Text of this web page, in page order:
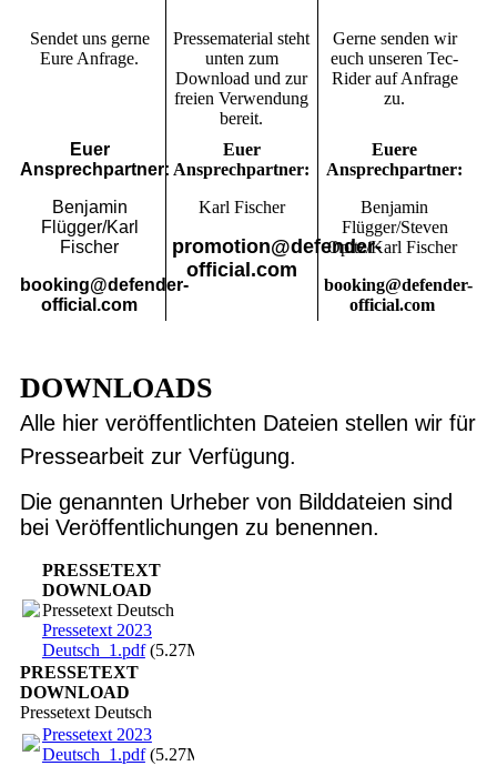
Sendet uns gerne
Eure Anfrage.
Pressematerial steht
unten zum
Download und zur
freien Verwendung
bereit.
Gerne senden wir
euch unseren Tec-
Rider auf Anfrage
zu.
Euer
Ansprechpartner:
Benjamin
Flügger/Karl
Fischer
booking@defender-
official.com
Euer
Ansprechpartner:
Karl Fischer
promotion@defender-
official.com
Euere
Ansprechpartner:
Benjamin
Flügger/Steven
Opitz/Karl Fischer
booking@defender-
official.com
DOWNLOADS
Alle hier veröffentlichten Dateien stellen wir für
Pressearbeit zur Verfügung.
Die genannten Urheber von Bilddateien sind
bei Veröffentlichungen zu benennen.
PRESSETEXT
DOWNLOAD
Pressetext Deutsch
Pressetext 2023
Deutsch_1.pdf(5.27MB)
PRESSETEXT
DOWNLOAD
Pressetext Deutsch
Pressetext 2023
Deutsch_1.pdf(5.27MB)